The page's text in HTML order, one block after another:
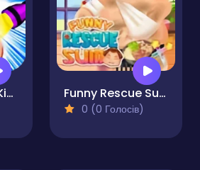
Ear Doctor for Kids Funny Rescue Sumo
0 (0 Голосів)